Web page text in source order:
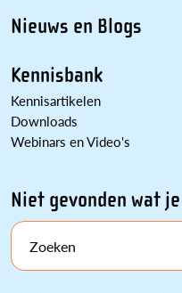
Nieuws en Blogs
Kennisbank
Kennisartikelen
Downloads
Webinars en Video's
Niet gevonden wat
Zoeken